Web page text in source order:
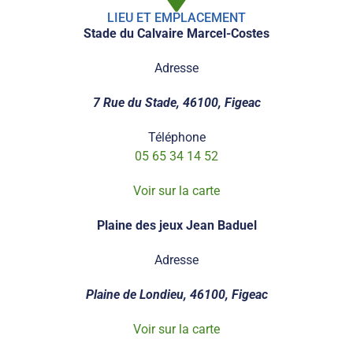
LIEU ET EMPLACEMENT
Stade du Calvaire Marcel-Costes
Adresse
7 Rue du Stade, 46100, Figeac
Téléphone
05 65 34 14 52
Voir sur la carte
Plaine des jeux Jean Baduel
Adresse
Plaine de Londieu, 46100, Figeac
Voir sur la carte